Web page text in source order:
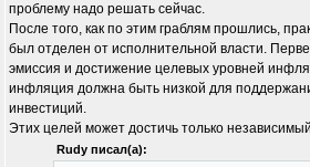
проблему надо решать сейчас.
После того, как по этим граблям прошлись,
был отделен от исполнительной власти.
эмиссия и достижение целевых уровней
инфляция должна быть низкой для
инвестиций.
Этих целей может достичь только
Rudy писал(а):